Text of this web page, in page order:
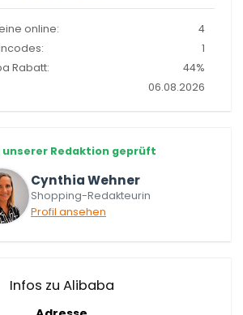
online:
4
1
Rabatt:
44%
06.08.2026
unserer Redaktion geprüft
Cynthia Wehner
Shopping-Redakteurin
Profil ansehen
Infos zu Alibaba